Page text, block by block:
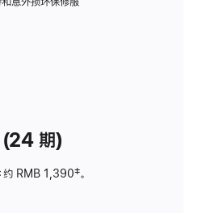
期)
：约 RMB 1,390脚
‡。